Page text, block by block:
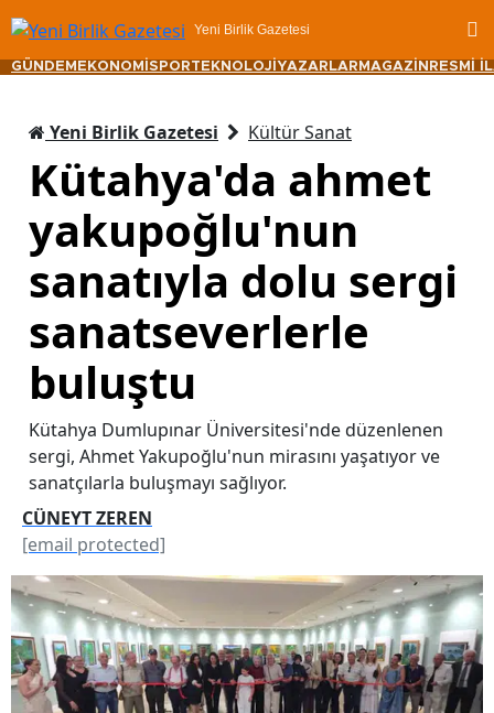
Yeni Birlik Gazetesi
GÜNDEM EKONOMİ SPORTEKNOLOJİ YAZARLAR MAGAZİN RESMİ
Yeni Birlik Gazetesi Kültür Sanat
Kütahya'da ahmet
yakupoğlu'nun
sanatıyla dolu sergi
sanatseverlerle
buluştu
Kütahya Dumlupınar Üniversitesi'nde düzenlenen
sergi, Ahmet Yakupoğlu'nun mirasını yaşatıyor ve
sanatçılarla buluşmayı sağlıyor.
CÜNEYT ZEREN
[email protected]